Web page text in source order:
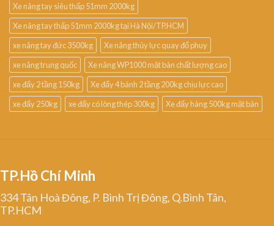
Xe nâng tay siêu thấp 51mm 2000kg
Xe nâng tay thấp 51mm 2000kg tại Hà Nội/TP.HCM
xe nâng tay đức 3500kg
Xe nâng thủy lực quay đổ phuy
xe nâng trung quốc
Xe nâng WP1000 mặt bàn chất lượng cao
xe đẩy 2 tầng 150kg
Xe đẩy 4 bánh 2 tầng 200kg chịu lực cao
xe đẩy 250kg
xe đẩy có lòng thép 300kg Xe đẩy hàng 500kg mặt bàn
TP.Hồ Chí Minh
334 Tân Hoà Đông, P. Bình Trị Đông, Q.Bình Tân,
TP.HCM